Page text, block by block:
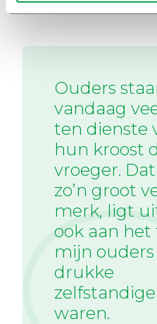
Ouders
vandaag
ten dienste
hun kroost
vroeger.
zo’n groot
merk, ligt
ook aan
mijn ouders
drukke
waren.